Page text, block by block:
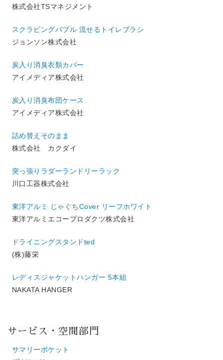
株式会社TSマネジメント
スクラビングバブル 流せるトイレブラシ
ジョンソン株式会社
炭入り消臭衣類カバー
アイメディア株式会社
炭入り消臭布団ケース
アイメディア株式会社
詰め替えそのまま
株式会社 カクダイ
突っ張りラダーランドリーラック
川口工器株式会社
東洋アルミ じゃぐちCover リーフホワイト
東洋アルミエコープロダクツ株式会社
ドライニングスタンドted
(株)藤栄
レディスジャケットハンガー 5本組
NAKATA HANGER
サービス・空間部門
サマリーポケット